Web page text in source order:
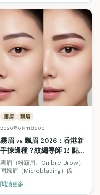
霧眉 飄眉
2026年6月11日500
霧眉 vs 飄眉 2026：香港新
手揀邊種？紋繡導師 12 點完
整對照（含復原期＋價錢）
霧眉（粉霧眉、Ombre Brow）
同飄眉（Microblading）係
項目。但兩者技術、復原期、持
閱讀更多